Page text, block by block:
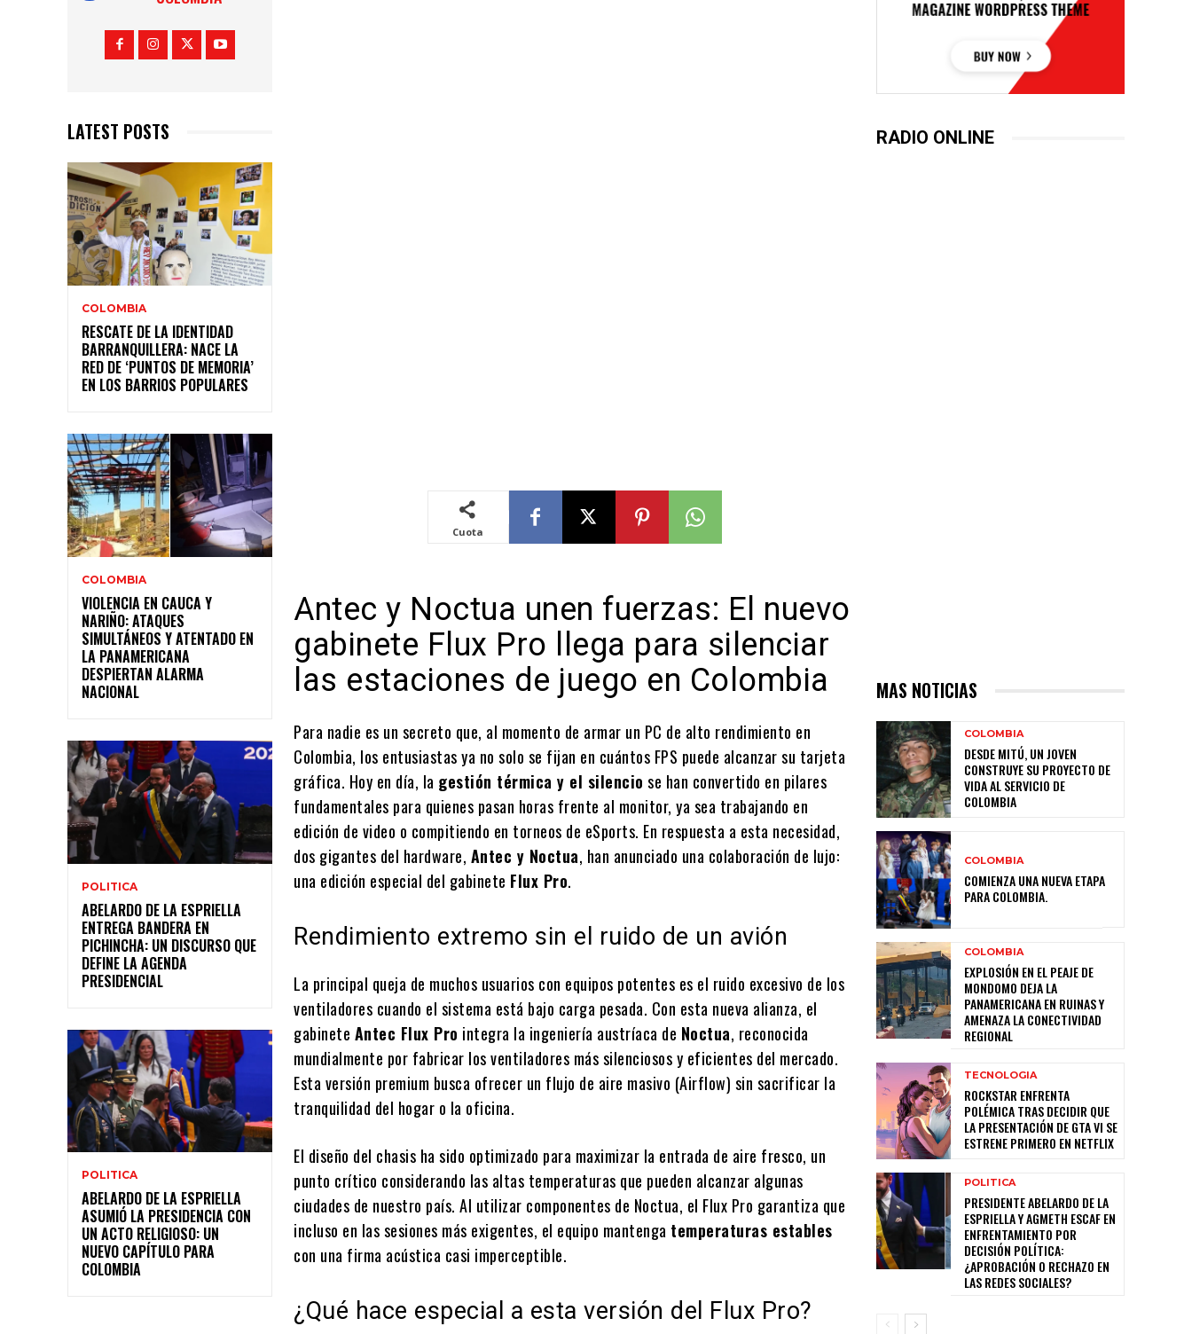
LATEST POSTS
COLOMBIA
RESCATE DE LA IDENTIDAD
BARRANQUILLERA: NACE LA
RED DE ‘PUNTOS DE MEMORIA’
EN LOS BARRIOS POPULARES
COLOMBIA
VIOLENCIA EN CAUCA Y
NARIÑO: ATAQUES
SIMULTÁNEOS Y ATENTADO EN
LA PANAMERICANA
DESPIERTAN ALARMA
NACIONAL
POLITICA
ABELARDO DE LA ESPRIELLA
ENTREGA BANDERA EN
PICHINCHA: UN DISCURSO QUE
DEFINE LA AGENDA
PRESIDENCIAL
POLITICA
ABELARDO DE LA ESPRIELLA
ASUMIÓ LA PRESIDENCIA CON
UN ACTO RELIGIOSO: UN
NUEVO CAPÍTULO PARA
COLOMBIA
Cuota
Antec y Noctua unen fuerzas: El nuevo
gabinete Flux Pro llega para silenciar
las estaciones de juego en Colombia
Para nadie es un secreto que, al momento de armar un PC de alto rendimiento en
Colombia, los entusiastas ya no solo se fijan en cuántos FPS puede alcanzar su tarjeta
gráfica. Hoy en día, la gestión térmica y el silencio se han convertido en pilares
fundamentales para quienes pasan horas frente al monitor, ya sea trabajando en
edición de video o compitiendo en torneos de eSports. En respuesta a esta necesidad,
dos gigantes del hardware, Antec y Noctua, han anunciado una colaboración de lujo:
una edición especial del gabinete Flux Pro.
Rendimiento extremo sin el ruido de un avión
La principal queja de muchos usuarios con equipos potentes es el ruido excesivo de los
ventiladores cuando el sistema está bajo carga pesada. Con esta nueva alianza, el
gabinete Antec Flux Pro integra la ingeniería austríaca de Noctua, reconocida
mundialmente por fabricar los ventiladores más silenciosos y eficientes del mercado.
Esta versión premium busca ofrecer un flujo de aire masivo (Airflow) sin sacrificar la
tranquilidad del hogar o la oficina.
El diseño del chasis ha sido optimizado para maximizar la entrada de aire fresco, un
punto crítico considerando las altas temperaturas que pueden alcanzar algunas
ciudades de nuestro país. Al utilizar componentes de Noctua, el Flux Pro garantiza que
incluso en las sesiones más exigentes, el equipo mantenga temperaturas estables
con una firma acústica casi imperceptible.
¿Qué hace especial a esta versión del Flux Pro?
RADIO ONLINE
MAS NOTICIAS
COLOMBIA
DESDE MITÚ, UN JOVEN
CONSTRUYE SU PROYECTO DE
VIDA AL SERVICIO DE
COLOMBIA
COLOMBIA
COMIENZA UNA NUEVA ETAPA
PARA COLOMBIA.
COLOMBIA
EXPLOSIÓN EN EL PEAJE DE
MONDOMO DEJA LA
PANAMERICANA EN RUINAS Y
AMENAZA LA CONECTIVIDAD
REGIONAL
TECNOLOGIA
ROCKSTAR ENFRENTA
POLÉMICA TRAS DECIDIR QUE
LA PRESENTACIÓN DE GTA VI SE
ESTRENE PRIMERO EN NETFLIX
POLITICA
PRESIDENTE ABELARDO DE LA
ESPRIELLA Y AGMETH ESCAF EN
ENFRENTAMIENTO POR
DECISIÓN POLÍTICA:
¿APROBACIÓN O RECHAZO EN
LAS REDES SOCIALES?